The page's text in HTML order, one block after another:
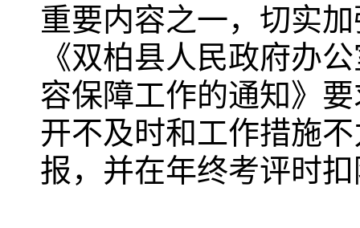
重要内容之一，切实
《双柏县人民政府办
容保障工作的通知》
开不及时和工作措施
报，并在年终考评时